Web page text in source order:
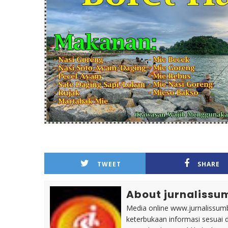
TWEET SHARE
About
Media online
keterbukaan informasi sesuai